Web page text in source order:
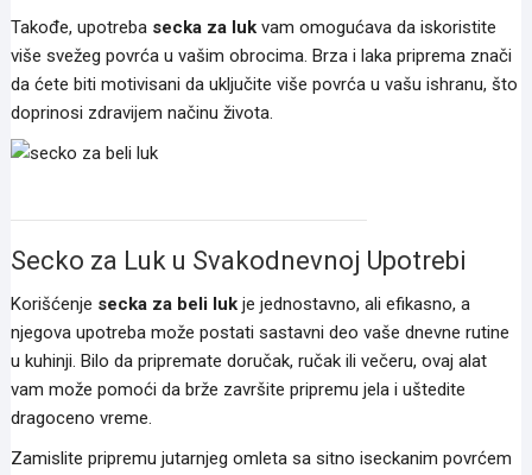
Takođe, upotreba secka za lukvam omogućava da iskoristite
više svežeg povrća u vašim obrocima. Brza i laka priprema znači
da ćete biti motivisani da uključite više povrća u vašu ishranu, što
doprinosi zdravijem načinu života.
Secko za Luk u Svakodnevnoj Upotrebi
Korišćenje secka za beli lukje jednostavno, ali efikasno, a
njegova upotreba može postati sastavni deo vaše dnevne rutine
u kuhinji. Bilo da pripremate doručak, ručak ili večeru, ovaj alat
vam može pomoći da brže završite pripremu jela i uštedite
dragoceno vreme.
Zamislite pripremu jutarnjeg omleta sa sitno iseckanim povrćem